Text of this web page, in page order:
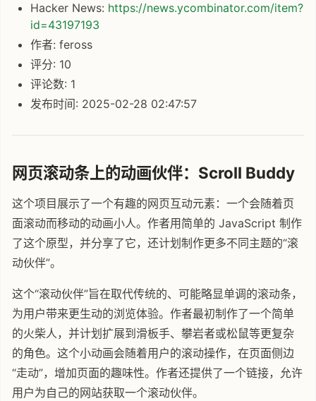
Hacker News: https://news.ycombinator.com/item?
id=43197193
作者: feross
评分: 10
评论数: 1
发布时间: 2025-02-28 02:47:57
网页滚动条上的动画伙伴：Scroll Buddy
这个项目展示了一个有趣的网页互动元素：一个会随着页
面滚动而移动的动画小人。作者用简单的 JavaScript 制作
了这个原型，并分享了它，还计划制作更多不同主题的“滚
动伙伴”。
这个“滚动伙伴”旨在取代传统的、可能略显单调的滚动条，
为用户带来更生动的浏览体验。作者最初制作了一个简单
的火柴人，并计划扩展到滑板手、攀岩者或松鼠等更复杂
的角色。这个小动画会随着用户的滚动操作，在页面侧边
“走动”，增加页面的趣味性。作者还提供了一个链接，允许
用户为自己的网站获取一个滚动伙伴。